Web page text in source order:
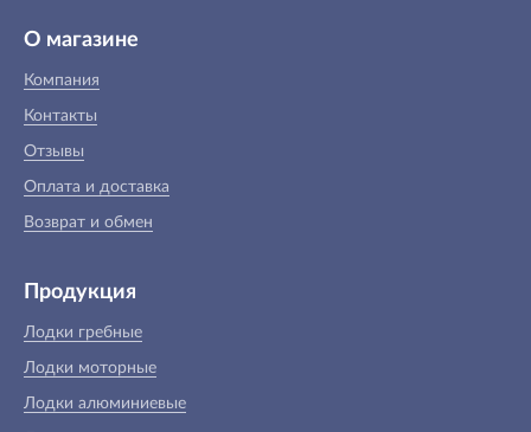
О магазине
Компания
Контакты
Отзывы
Оплата и доставка
Возврат и обмен
Продукция
Лодки гребные
Лодки моторные
Лодки алюминиевые